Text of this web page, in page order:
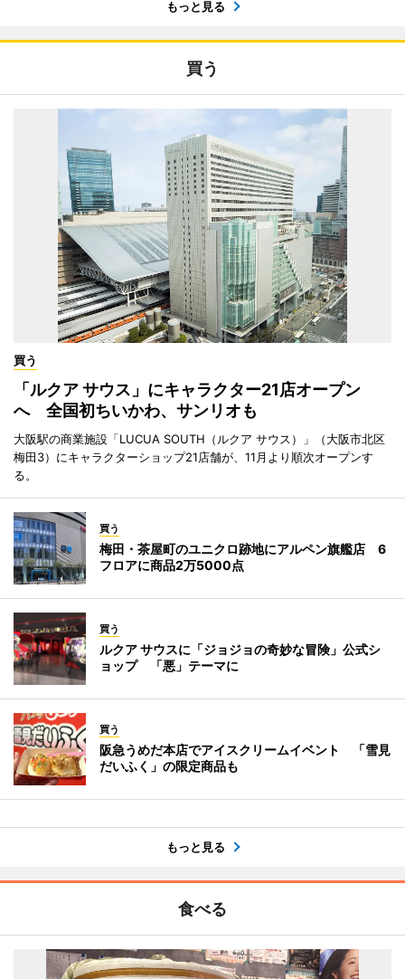
もっと見る
買う
買う
「ルクア サウス」にキャラクター21店オープン
へ 全国初ちいかわ、サンリオも
大阪駅の商業施設「LUCUA SOUTH（ルクア サウス）」（大阪市北区
梅田3）にキャラクターショップ21店舗が、11月より順次オープンす
る。
買う
梅田・茶屋町のユニクロ跡地にアルペン旗艦店 6
フロアに商品2万5000点
買う
ルクア サウスに「ジョジョの奇妙な冒険」公式シ
ョップ 「悪」テーマに
買う
阪急うめだ本店でアイスクリームイベント 「雪見
だいふく」の限定商品も
もっと見る
食べる